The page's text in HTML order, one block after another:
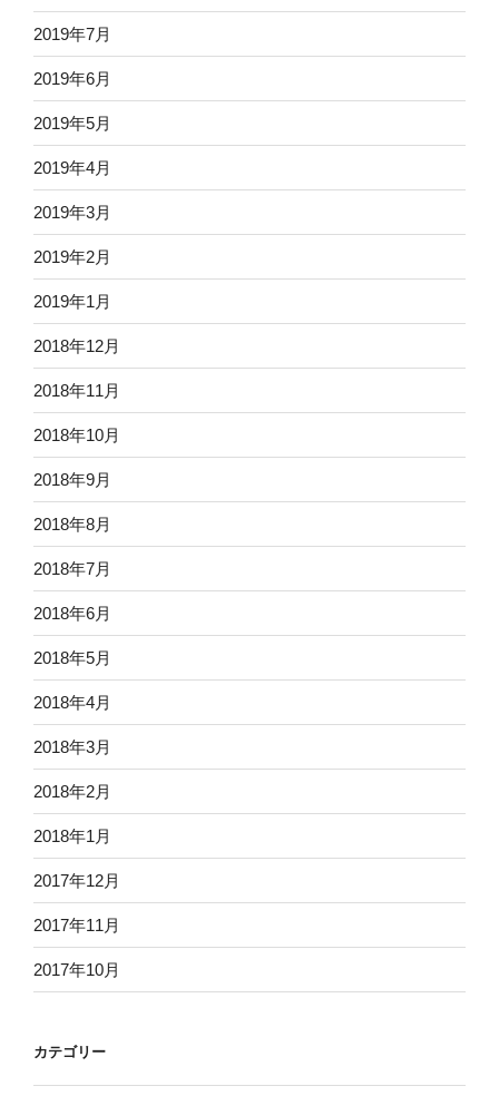
2019年7月
2019年6月
2019年5月
2019年4月
2019年3月
2019年2月
2019年1月
2018年12月
2018年11月
2018年10月
2018年9月
2018年8月
2018年7月
2018年6月
2018年5月
2018年4月
2018年3月
2018年2月
2018年1月
2017年12月
2017年11月
2017年10月
カテゴリー